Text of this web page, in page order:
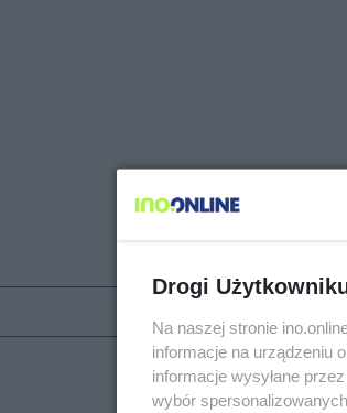
Drogi
Na naszej stronie
informacje na urządzeniu
informacje wysyłane
wybór